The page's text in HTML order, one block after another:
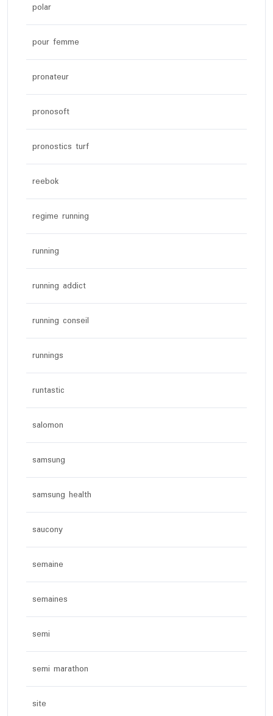
polar
pour femme
pronateur
pronosoft
pronostics turf
reebok
regime running
running
running addict
running conseil
runnings
runtastic
salomon
samsung
samsung health
saucony
semaine
semaines
semi
semi marathon
site